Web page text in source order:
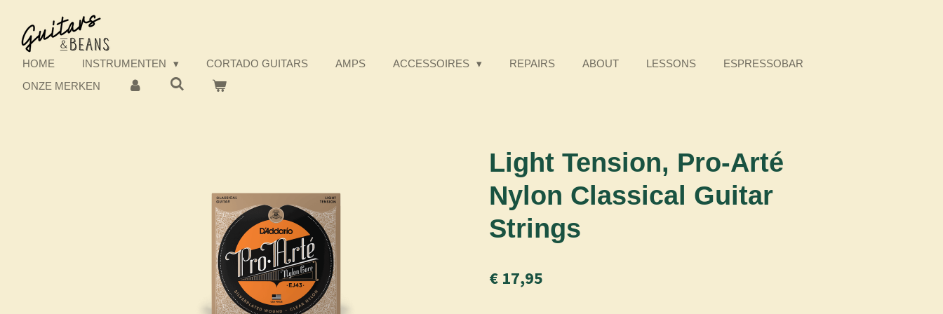
direct
naar
HOME INSTRUMENTEN CORTADO GUITARS AMPS ACCESSOIRES REPAIRS ABOUT LESSONS
ESPRESSOBAR
ONZE MERKEN
Light Tension, Pro-Arté
Nylon Classical Guitar
Strings
€ 17,95